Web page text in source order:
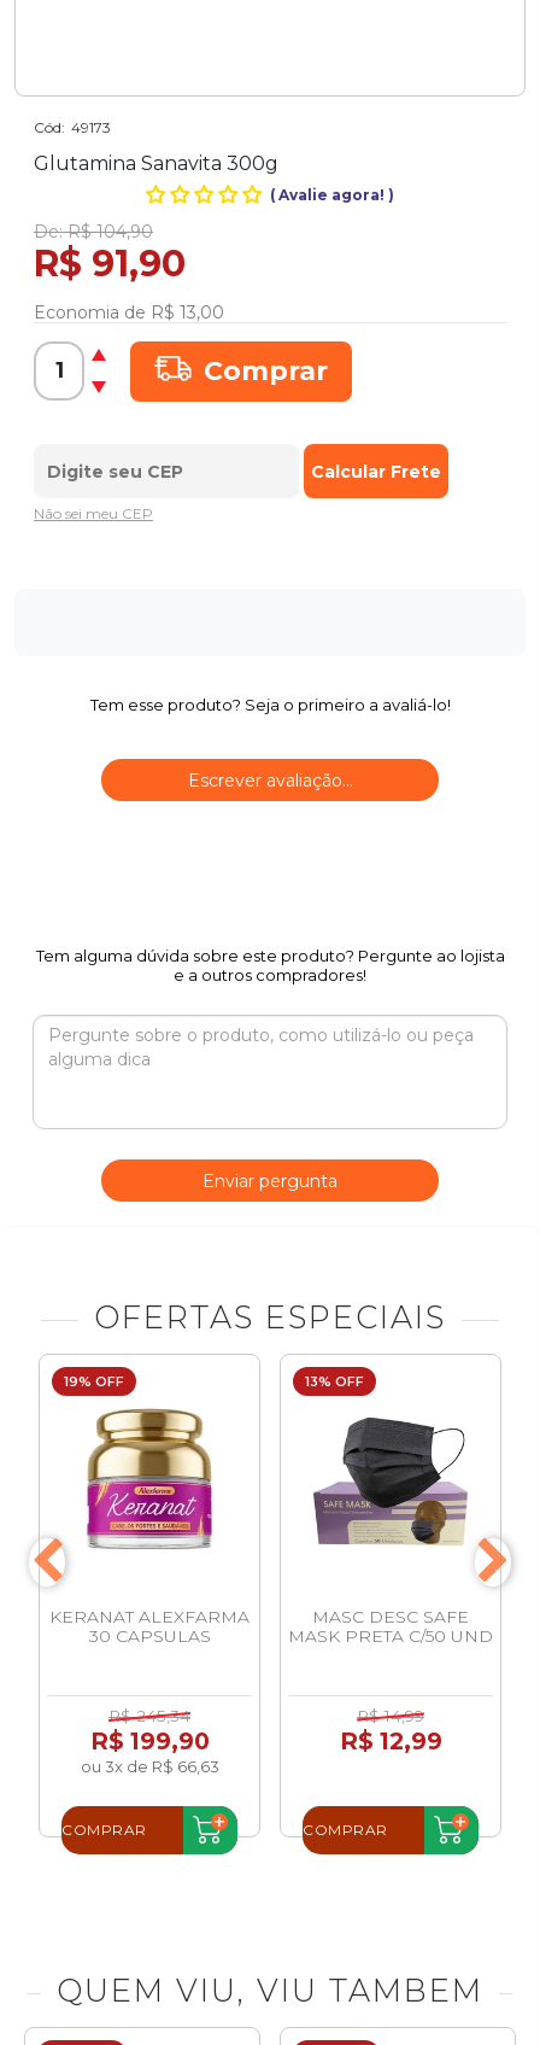
Cód: 49173
Glutamina Sanavita 300g
(Avalie agora! )
De:R$ 104,90
R$ 91,90
Economia de R$ 13,00
Comprar
Não sei meu CEP
Tem esse produto? Seja o primeiro a avaliá-lo!
Escrever avaliação...
Tem alguma dúvida sobre este produto? Pergunte ao lojista
e a outros compradores!
Enviar pergunta
OFERTAS ESPECIAIS
19% OFF
KERANAT ALEXFARMA
30 CAPSULAS
R$ 245,34
R$ 199,90
ou 3x de R$ 66,63
COMPRAR
13% OFF
MASC DESC SAFE
MASK PRETA C/50 UND
R$ 14,99
R$ 12,99
COMPRAR
QUEM VIU, VIU TAMBEM